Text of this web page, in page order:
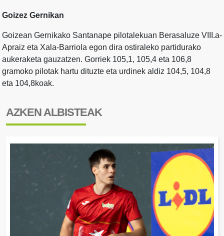
Goizez Gernikan
Goizean Gernikako Santanape pilotalekuan Berasaluze VIII.a-
Apraiz eta Xala-Barriola egon dira ostiraleko partidurako
aukeraketa gauzatzen. Gorriek 105,1, 105,4 eta 106,8
gramoko pilotak hartu dituzte eta urdinek aldiz 104,5, 104,8
eta 104,8koak.
AZKEN ALBISTEAK